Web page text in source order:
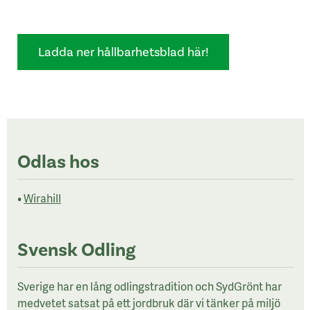
Ladda ner hållbarhetsblad här!
Odlas hos
•Wirahill
Svensk Odling
Sverige har en lång odlingstradition och SydGrönt har
medvetet satsat på ett jordbruk där vi tänker på miljö